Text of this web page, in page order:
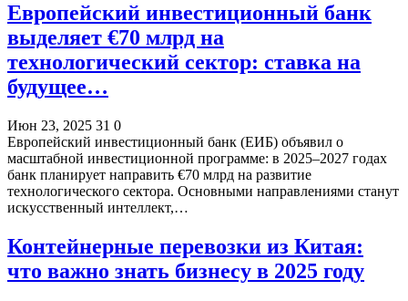
Европейский инвестиционный банк
выделяет €70 млрд на
технологический сектор: ставка на
будущее…
Июн 23, 2025 31 0
Европейский инвестиционный банк (ЕИБ) объявил о
масштабной инвестиционной программе: в 2025–2027 годах
банк планирует направить €70 млрд на развитие
технологического сектора. Основными направлениями станут
искусственный интеллект,…
Контейнерные перевозки из Китая:
что важно знать бизнесу в 2025 году